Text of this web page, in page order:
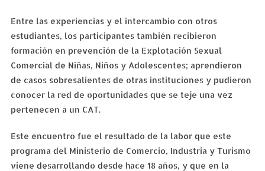
Entre las experiencias y el intercambio con otros
estudiantes, los participantes también recibieron
formación en prevención de la Explotación Sexual
Comercial de Niñas, Niños y Adolescentes; aprendieron
de casos sobresalientes de otras instituciones y pudieron
conocer la red de oportunidades que se teje una vez
pertenecen a un CAT.
Este encuentro fue el resultado de la labor que este
programa del Ministerio de Comercio, Industria y Turismo
viene desarrollando desde hace 18 años, y que en la